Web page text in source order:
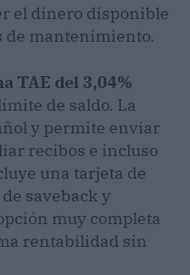
el dinero disponible
de mantenimiento.
TAE del 3,04%
de saldo. La
y permite enviar
recibos e incluso
una tarjeta de
saveback y
muy completa
rentabilidad sin